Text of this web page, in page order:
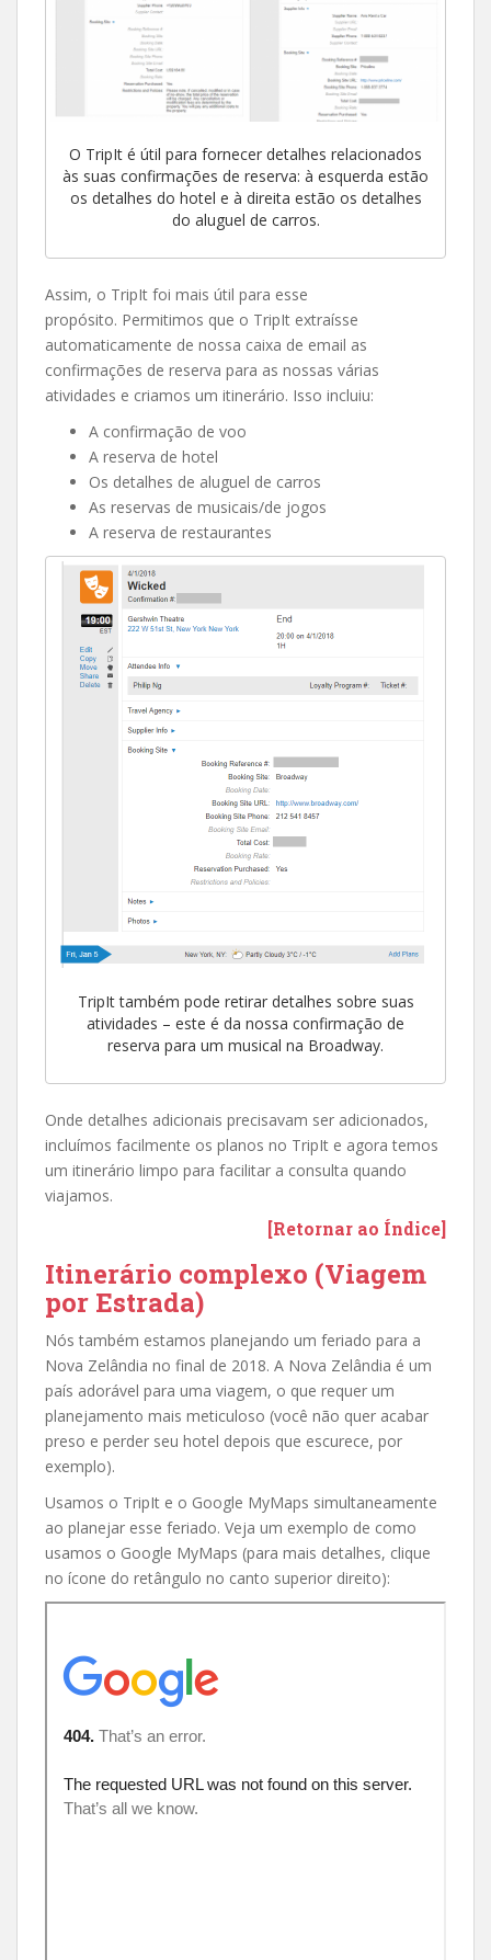
O TripIt é útil para fornecer detalhes relacionados
às suas confirmações de reserva: à esquerda estão
os detalhes do hotel e à direita estão os detalhes
do aluguel de carros.
Assim, o TripIt foi mais útil para esse
propósito. Permitimos que o TripIt extraísse
automaticamente de nossa caixa de email as
confirmações de reserva para as nossas várias
atividades e criamos um itinerário. Isso incluiu:
A confirmação de voo
A reserva de hotel
Os detalhes de aluguel de carros
As reservas de musicais/de jogos
A reserva de restaurantes
TripIt também pode retirar detalhes sobre suas
atividades – este é da nossa confirmação de
reserva para um musical na Broadway.
Onde detalhes adicionais precisavam ser adicionados,
incluímos facilmente os planos no TripIt e agora temos
um itinerário limpo para facilitar a consulta quando
viajamos.
[Retornar ao Índice]
Itinerário complexo (Viagem
por Estrada)
Nós também estamos planejando um feriado para a
Nova Zelândia no final de 2018. A Nova Zelândia é um
país adorável para uma viagem, o que requer um
planejamento mais meticuloso (você não quer acabar
preso e perder seu hotel depois que escurece, por
exemplo).
Usamos o TripIt e o Google MyMaps simultaneamente
ao planejar esse feriado. Veja um exemplo de como
usamos o Google MyMaps (para mais detalhes, clique
no ícone do retângulo no canto superior direito):